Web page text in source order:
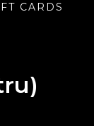
CARDS